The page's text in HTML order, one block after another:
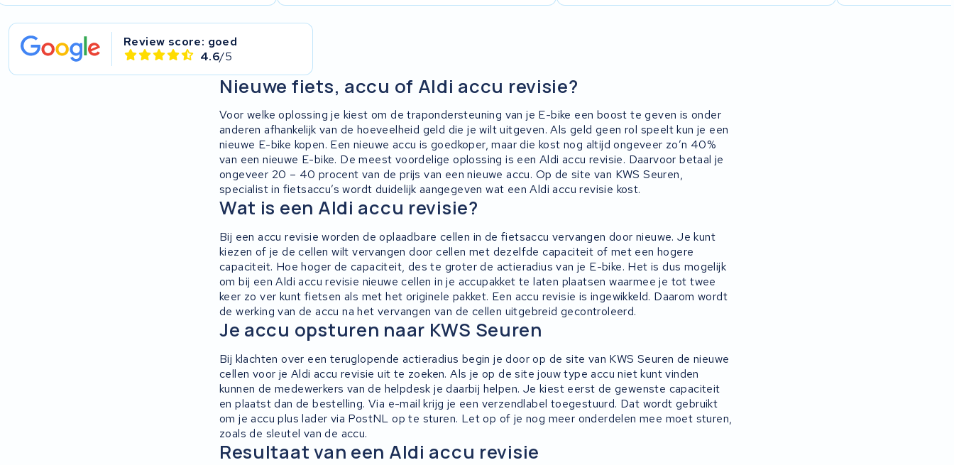
Review score: goed
4.6/5
Nieuwe fiets, accu of Aldi accu revisie?
Voor welke oplossing je kiest om de trapondersteuning van je E-bike een boost te geven is onder
anderen afhankelijk van de hoeveelheid geld die je wilt uitgeven. Als geld geen rol speelt kun je een
nieuwe E-bike kopen. Een nieuwe accu is goedkoper, maar die kost nog altijd ongeveer zo’n 40%
van een nieuwe E-bike. De meest voordelige oplossing is een Aldi accu revisie. Daarvoor betaal je
ongeveer 20 – 40 procent van de prijs van een nieuwe accu. Op de site van KWS Seuren,
specialist in fietsaccu’s wordt duidelijk aangegeven wat een Aldi accu revisie kost.
Wat is een Aldi accu revisie?
Bij een accu revisie worden de oplaadbare cellen in de fietsaccu vervangen door nieuwe. Je kunt
kiezen of je de cellen wilt vervangen door cellen met dezelfde capaciteit of met een hogere
capaciteit. Hoe hoger de capaciteit, des te groter de actieradius van je E-bike. Het is dus mogelijk
om bij een Aldi accu revisie nieuwe cellen in je accupakket te laten plaatsen waarmee je tot twee
keer zo ver kunt fietsen als met het originele pakket. Een accu revisie is ingewikkeld. Daarom wordt
de werking van de accu na het vervangen van de cellen uitgebreid gecontroleerd.
Je accu opsturen naar KWS Seuren
Bij klachten over een teruglopende actieradius begin je door op de site van KWS Seuren de nieuwe
cellen voor je Aldi accu revisie uit te zoeken. Als je op de site jouw type accu niet kunt vinden
kunnen de medewerkers van de helpdesk je daarbij helpen. Je kiest eerst de gewenste capaciteit
en plaatst dan de bestelling. Via e-mail krijg je een verzendlabel toegestuurd. Dat wordt gebruikt
om je accu plus lader via PostNL op te sturen. Let op of je nog meer onderdelen mee moet sturen,
zoals de sleutel van de accu.
Resultaat van een Aldi accu revisie